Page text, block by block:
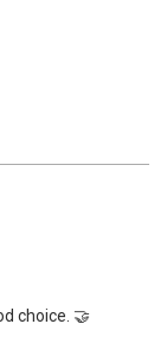
choice. 🤝